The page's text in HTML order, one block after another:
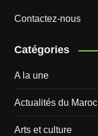
Contactez-nous
Catégories
A la une
Actualités du Maroc
Arts et culture